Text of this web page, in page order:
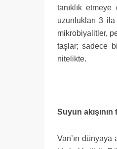
tanıklık
uzunlukları 3
mikrobiyalitler,
taşlar; sadece
nitelikte.
Suyun
Van’ın